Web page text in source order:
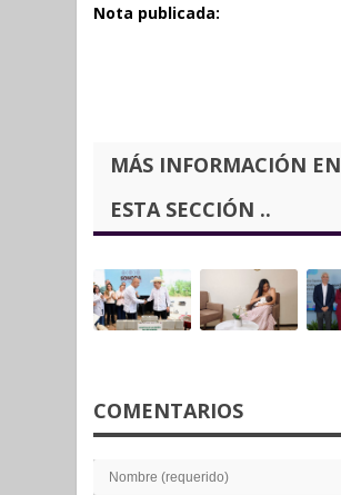
Nota publicada:
MÁS INFORMACIÓN EN
ESTA SECCIÓN ..
COMENTARIOS